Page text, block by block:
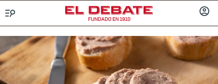
FUNDADO EN 1910